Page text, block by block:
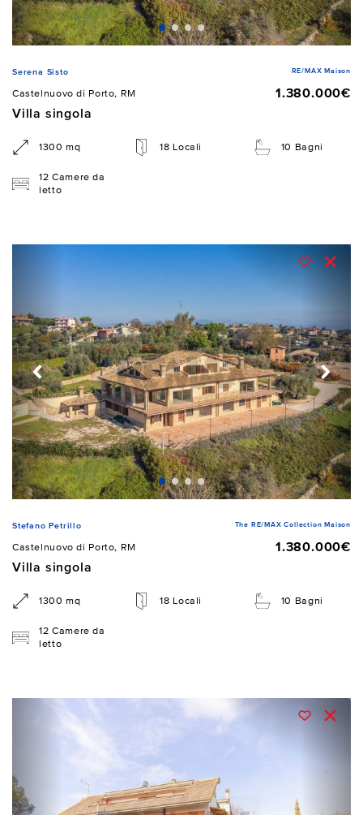
Serena Sisto RE/MAX Maison
Castelnuovo di Porto, RM
1.380.000€
Villa singola
1300 mq 18 Locali 10 Bagni
12 Camere da
letto
Stefano Petrillo The RE/MAX Collection Maison
Castelnuovo di Porto, RM
1.380.000€
Villa singola
1300 mq 18 Locali 10 Bagni
12 Camere da
letto